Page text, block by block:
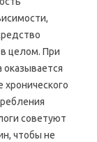
целом. При
хронического
советуют
чтобы не